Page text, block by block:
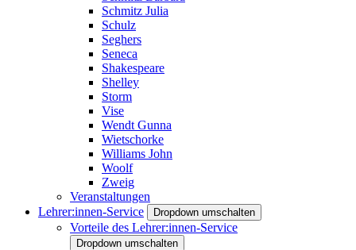
Schmitz Julia
Schulz
Seghers
Seneca
Shakespeare
Shelley
Storm
Vise
Wendt Gunna
Wietschorke
Williams John
Woolf
Zweig
Veranstaltungen
Lehrer:innen-Service
Dropdown umschalten
Vorteile des Lehrer:innen-Service
Dropdown umschalten